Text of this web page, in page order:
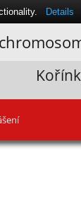
Details